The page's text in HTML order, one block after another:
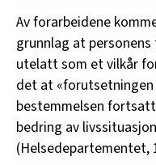
Av forarbeidene
grunnlag at
utelatt som et vilkår
det at
bestemmelsen
bedring av
(Helsedepartementet,